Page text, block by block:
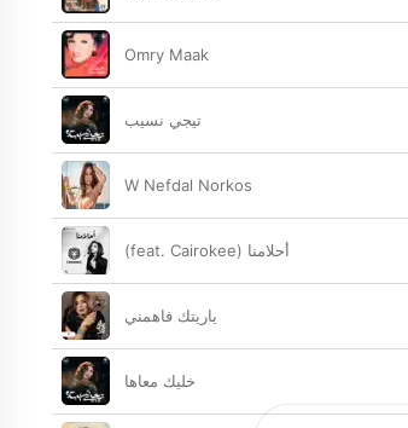
Omry Maak
تيجي نسيب
W Nefdal Norkos
أحلامنا (feat. Cairokee)
ياريتك فاهمني
خليك معاها